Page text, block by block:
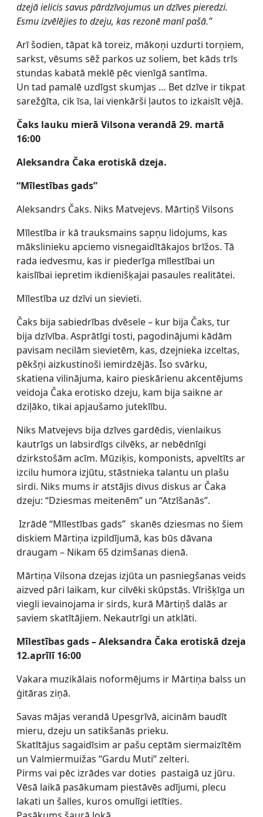
dzejā ielicis savus pārdzīvojumus un dzīves pieredzi.
Esmu izvēlējies to dzeju, kas rezonē manī pašā.”
Arī šodien, tāpat kā toreiz, mākoņi uzdurti torņiem,
sarkst, vēsums sēž parkos uz soliem, bet kāds trīs
stundas kabatā meklē pēc vienīgā santīma.
Un tad pamalē uzdīgst skumjas … Bet dzīve ir tikpat
sarežģīta, cik īsa, lai vienkārši ļautos to izkaisīt vējā.
Čaks lauku mierā Vilsona verandā 29. martā
16:00
Aleksandra Čaka erotiskā dzeja.
“Mīlestības gads”
Aleksandrs Čaks. Niks Matvejevs. Mārtiņš Vilsons
Mīlestība ir kā trauksmains sapņu lidojums, kas
mākslinieku apciemo visnegaidītākajos brīžos. Tā
rada iedvesmu, kas ir piederīga mīlestībai un
kaislībai iepretim ikdienišķajai pasaules realitātei.
Mīlestība uz dzīvi un sievieti.
Čaks bija sabiedrības dvēsele – kur bija Čaks, tur
bija dzīvība. Asprātīgi tosti, pagodinājumi kādām
pavisam necilām sievietēm, kas, dzejnieka izceltas,
pēkšņi aizkustinoši iemirdzējās. Īso svārku,
skatiena vilinājuma, kairo pieskārienu akcentējums
veidoja Čaka erotisko dzeju, kam bija saikne ar
dziļāko, tikai apjaušamo juteklību.
Niks Matvejevs bija dzīves gardēdis, vienlaikus
kautrīgs un labsirdīgs cilvēks, ar nebēdnīgi
dzirkstošām acīm. Mūziķis, komponists, apveltīts ar
izcilu humora izjūtu, stāstnieka talantu un plašu
sirdi. Niks mums ir atstājis divus diskus ar Čaka
dzeju: “Dziesmas meitenēm” un “Atzīšanās”.
Izrādē “Mīlestības gads” skanēs dziesmas no šiem
diskiem Mārtiņa izpildījumā, kas būs dāvana
draugam – Nikam 65 dzimšanas dienā.
Mārtiņa Vilsona dzejas izjūta un pasniegšanas veids
aizved pāri laikam, kur cilvēki skūpstās. Vīrišķīga un
viegli ievainojama ir sirds, kurā Mārtiņš dalās ar
saviem skatītājiem. Nekautrīgi un atklāti.
Mīlestības gads – Aleksandra Čaka erotiskā dzeja
12.aprīlī 16:00
Vakara muzikālais noformējums ir Mārtiņa balss un
ģitāras ziņā.
Savas mājas verandā Upesgrīvā, aicinām baudīt
mieru, dzeju un satikšanās prieku.
Skatītājus sagaidīsim ar pašu ceptām siermaizītēm
un Valmiermuižas “Gardu Muti” zelteri.
Pirms vai pēc izrādes var doties pastaigā uz jūru.
Vēsā laikā pasākumam piestāvēs adījumi, plecu
lakati un šalles, kuros omulīgi ietīties.